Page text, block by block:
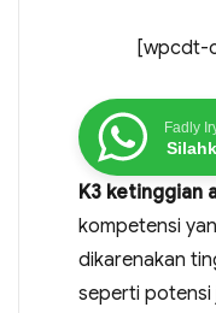
[wpcdt-
Fadly
K3 ketinggian
kompetensi
dikarenakan
seperti potensi